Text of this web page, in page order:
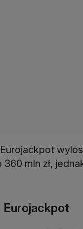
360 mln zł,
Eurojackpot